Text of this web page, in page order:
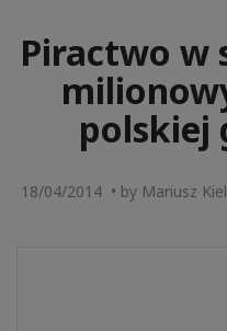
Piractwo w
polskiej
18/04/2014 • by Mariusz